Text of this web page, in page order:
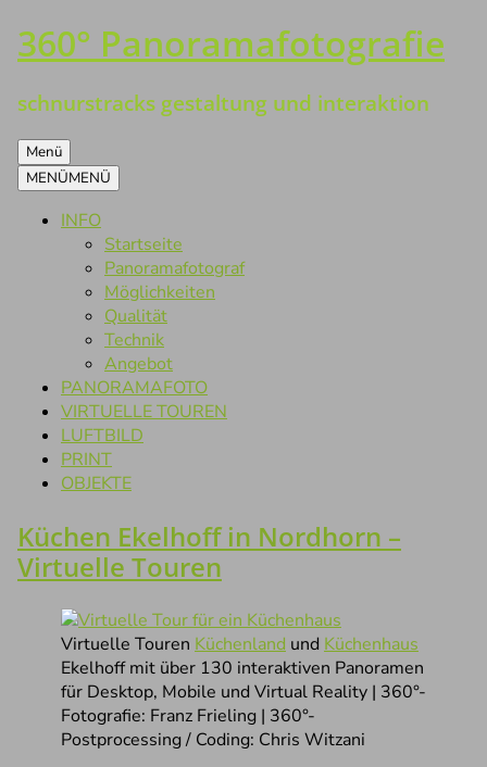
Zum
Inhalt
360° Panoramafotografie
schnurstracks gestaltung und interaktion
Menü
MENÜMENÜ
INFO
Startseite
Panoramafotograf
Möglichkeiten
Qualität
Technik
Angebot
PANORAMAFOTO
VIRTUELLE TOUREN
LUFTBILD
PRINT
OBJEKTE
Küchen Ekelhoff in Nordhorn –
Virtuelle Touren
Virtuelle Touren Küchenland und Küchenhaus
Ekelhoff mit über 130 interaktiven Panoramen
für Desktop, Mobile und Virtual Reality | 360°-
Fotografie: Franz Frieling | 360°-
Postprocessing / Coding: Chris Witzani